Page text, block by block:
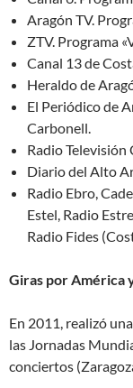
Aragón TV.
ZTV. Programa
Canal 13 de
Heraldo de
El Periódico de
Carbonell.
Radio Televisión
Diario del Alto
Radio Ebro,
Estel, Radio
Radio Fides
Giras por América
En 2011, realizó
las Jornadas
conciertos